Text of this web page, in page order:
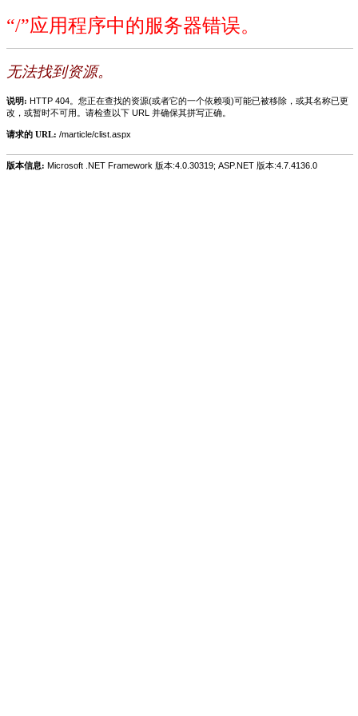
“/”应用程序中的服务器错误。
无法找到资源。
说明: HTTP 404。您正在查找的资源(或者它的一个依赖项)可能已被移除，或其名称已更
改，或暂时不可用。请检查以下 URL 并确保其拼写正确。
请求的 URL: /marticle/clist.aspx
版本信息: Microsoft .NET Framework 版本:4.0.30319; ASP.NET 版本:4.7.4136.0